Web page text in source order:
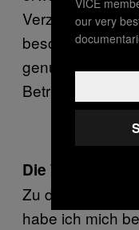
Verzehr meines
beschwingt,
genug, um
Betrieb nehmen
Die Whisky-
Zu diesem
habe ich mich
our very